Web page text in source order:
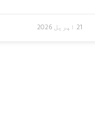
21 اپریل 2026